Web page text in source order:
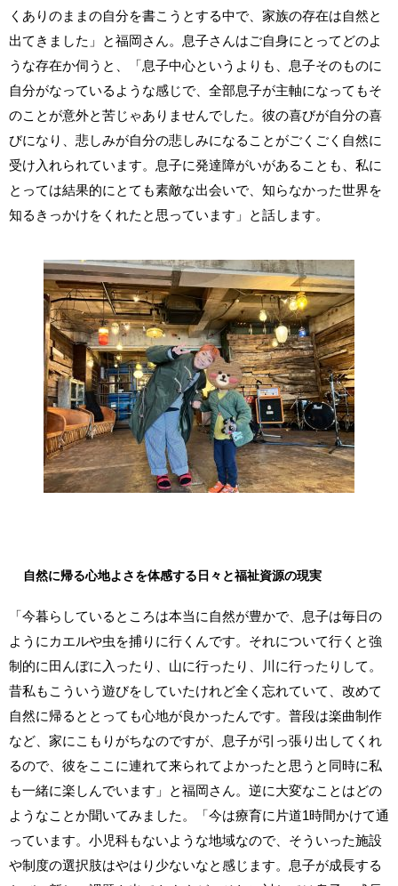
くありのままの自分を書こうとする中で、家族の存在は自然と
出てきました」と福岡さん。息子さんはご自身にとってどのよ
うな存在か伺うと、「息子中心というよりも、息子そのものに
自分がなっているような感じで、全部息子が主軸になってもそ
のことが意外と苦じゃありませんでした。彼の喜びが自分の喜
びになり、悲しみが自分の悲しみになることがごくごく自然に
受け入れられています。息子に発達障がいがあることも、私に
とっては結果的にとても素敵な出会いで、知らなかった世界を
知るきっかけをくれたと思っています」と話します。
自然に帰る心地よさを体感する日々と福祉資源の現実
「今暮らしているところは本当に自然が豊かで、息子は毎日の
ようにカエルや虫を捕りに行くんです。それについて行くと強
制的に田んぼに入ったり、山に行ったり、川に行ったりして。
昔私もこういう遊びをしていたけれど全く忘れていて、改めて
自然に帰るととっても心地が良かったんです。普段は楽曲制作
など、家にこもりがちなのですが、息子が引っ張り出してくれ
るので、彼をここに連れて来られてよかったと思うと同時に私
も一緒に楽しんでいます」と福岡さん。逆に大変なことはどの
ようなことか聞いてみました。「今は療育に片道1時間かけて通
っています。小児科もないような地域なので、そういった施設
や制度の選択肢はやはり少ないなと感じます。息子が成長する